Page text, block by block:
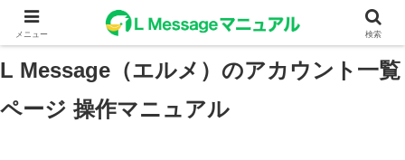
L Message（エルメ）のアカウント一覧
ページ 操作マニュアル
メニュー 検索